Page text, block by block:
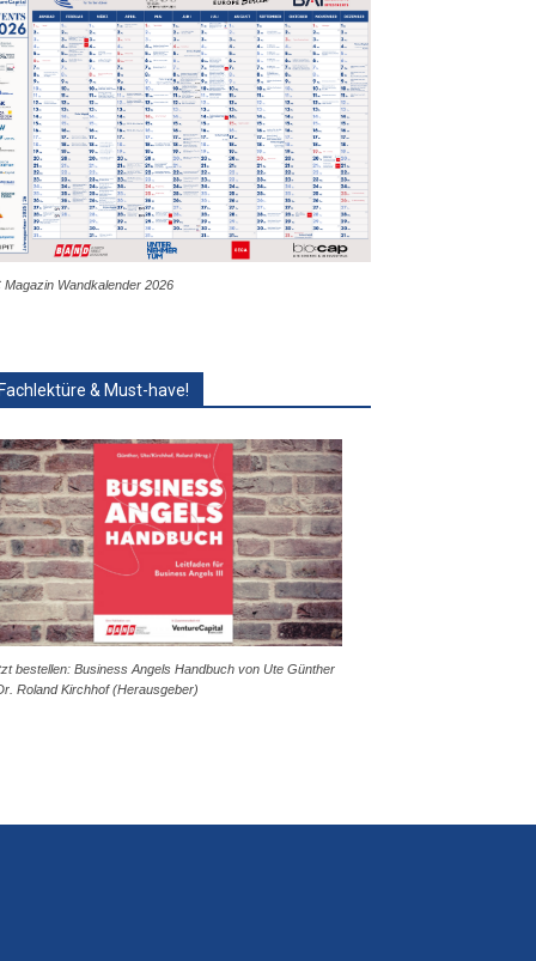
Magazin Wandkalender 2026
& Must-have!
bestellen: Business Angels Handbuch von Ute Günther
Roland Kirchhof (Herausgeber)